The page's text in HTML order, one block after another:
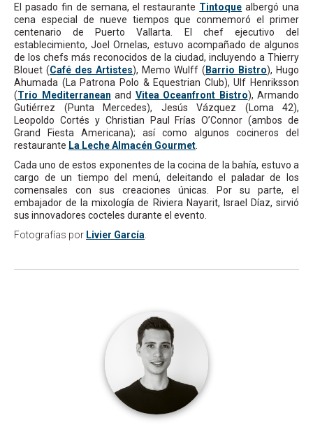
El pasado fin de semana, el restaurante Tintoque albergó una
cena especial de nueve tiempos que conmemoró el primer
centenario de Puerto Vallarta. El chef ejecutivo del
establecimiento, Joel Ornelas, estuvo acompañado de algunos
de los chefs más reconocidos de la ciudad, incluyendo a Thierry
Blouet (Café des Artistes), Memo Wulff (Barrio Bistro), Hugo
Ahumada (La Patrona Polo & Equestrian Club), Ulf Henriksson
(Trio Mediterranean and Vitea Oceanfront Bistro), Armando
Gutiérrez (Punta Mercedes), Jesús Vázquez (Loma 42),
Leopoldo Cortés y Christian Paul Frías O’Connor (ambos de
Grand Fiesta Americana); así como algunos cocineros del
restaurante La Leche Almacén Gourmet
Cada uno de estos exponentes de la cocina de la bahía, estuvo a
cargo de un tiempo del menú, deleitando el paladar de los
comensales con sus creaciones únicas. Por su parte, el
embajador de la mixología de Riviera Nayarit, Israel Díaz, sirvió
sus innovadores cocteles durante el evento.
Fotografías por Livier García